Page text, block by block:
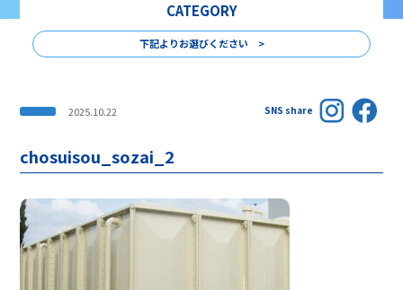
CATEGORY
下記よりお選びください >
2025.10.22 SNS share
chosuisou_sozai_2